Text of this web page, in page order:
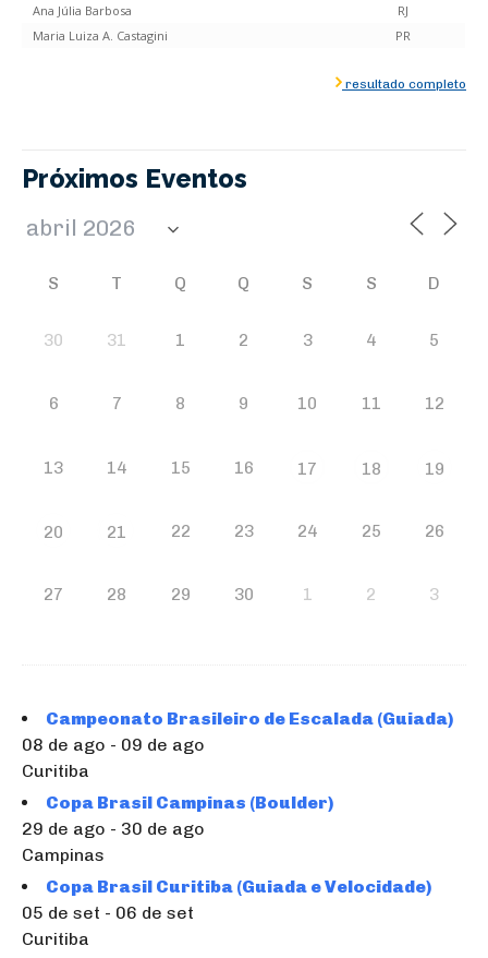
Ana Júlia Barbosa
RJ
Maria Luiza A. Castagini
PR
resultado completo
Próximos Eventos
S T Q Q S S D
30 31 1 2 3 4 5
6 7 8 9 10 11 12
13 14 15 16 17 18 19
20 21 22 23 24 25 26
27 28 29 30 1 2 3
Campeonato Brasileiro de Escalada (Guiada)
08 de ago - 09 de ago
Curitiba
Copa Brasil Campinas (Boulder)
29 de ago - 30 de ago
Campinas
Copa Brasil Curitiba (Guiada e Velocidade)
05 de set - 06 de set
Curitiba